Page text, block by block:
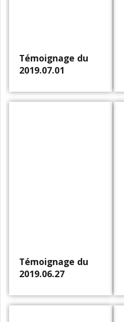
Témoignage du
2019.07.01
Témoignage du
2019.06.27